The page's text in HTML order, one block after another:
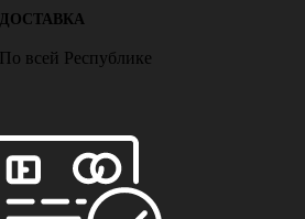
ДОСТАВКА
По всей Республике